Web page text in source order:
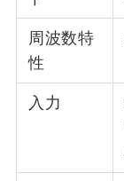
周波数特
性
入力